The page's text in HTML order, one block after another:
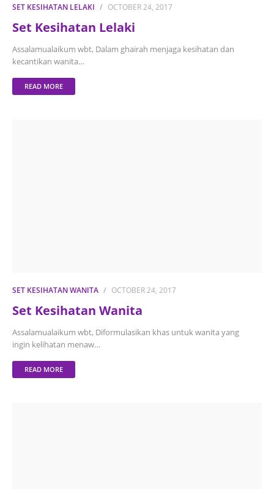
SET KESIHATAN LELAKI OCTOBER 24, 2017
Set Kesihatan Lelaki
Assalamualaikum wbt, Dalam ghairah menjaga kesihatan dan
kecantikan wanita…
READ MORE
SET KESIHATAN WANITA OCTOBER 24, 2017
Set Kesihatan Wanita
Assalamualaikum wbt, Diformulasikan khas untuk wanita yang
ingin kelihatan menaw…
READ MORE